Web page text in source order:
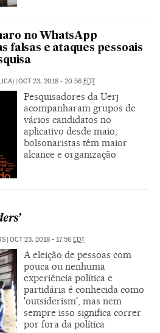
no WhatsApp
falsas e ataques pessoais
| OCT 23, 2018 - 20:56 EDT
Pesquisadores da Uerj
acompanharam grupos de
vários candidatos no
aplicativo desde maio;
bolsonaristas têm maior
alcance e organização
OCT 23, 2018 - 17:56 EDT
A eleição de pessoas com
pouca ou nenhuma
experiência política e
partidária é conhecida como
'outsiderism', mas nem
sempre isso significa correr
por fora da política